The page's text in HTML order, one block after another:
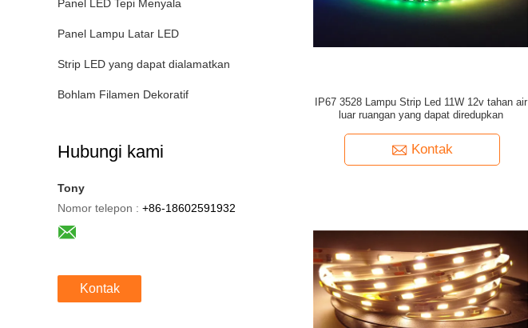
Panel LED Tepi Menyala
Panel Lampu Latar LED
Strip LED yang dapat dialamatkan
Bohlam Filamen Dekoratif
Hubungi kami
Tony
Nomor telepon : +86-18602591932
Kontak
IP67 3528 Lampu Strip Led 11W 12v tahan air
luar ruangan yang dapat diredupkan
Kontak